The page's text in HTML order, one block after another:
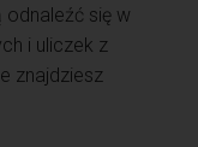
odnaleźć się w
i uliczek z
znajdziesz